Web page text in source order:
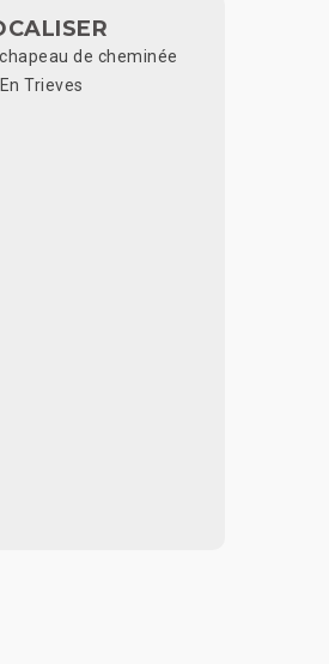
de cheminée
Trieves